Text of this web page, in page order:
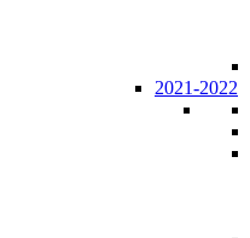
2021-2022